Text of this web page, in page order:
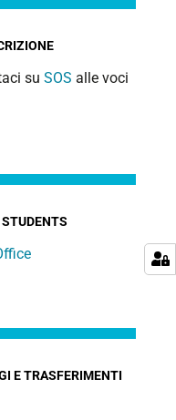
su SOS alle voci
E TRASFERIMENTI